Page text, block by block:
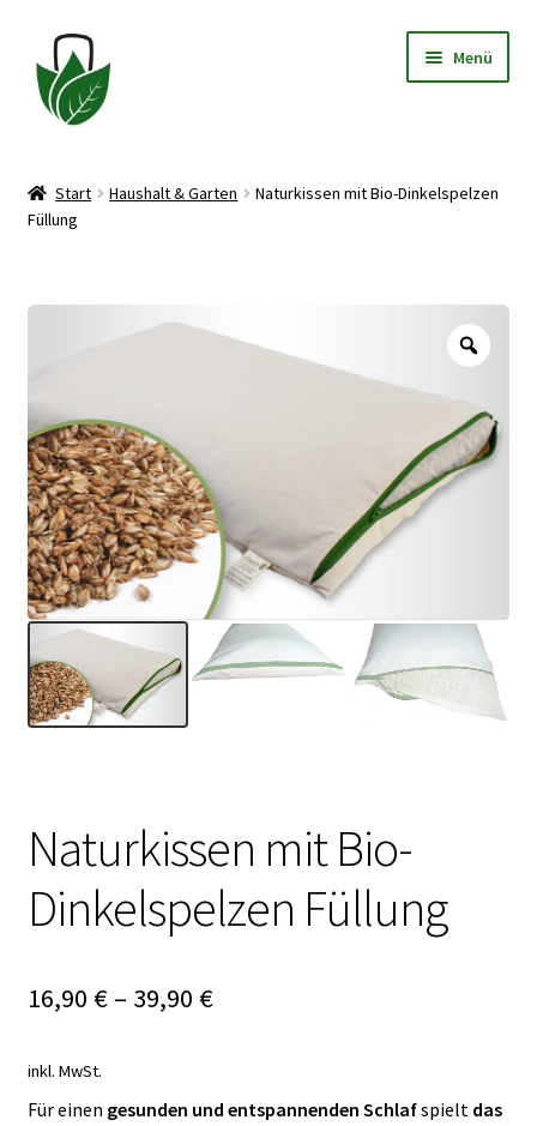
Zur
Navigation
springen
Zum
Inhalt
springen
Menü
Datenschutzerklärung
Start Haushalt & Garten
Naturkissen mit Bio-Dinkelspelzen
Füllung
Zoom
Naturkissen mit Bio-
Dinkelspelzen Füllung
16,90 €– 39,90 €
inkl. MwSt.
Für einen gesunden und entspannenden Schlafspielt das